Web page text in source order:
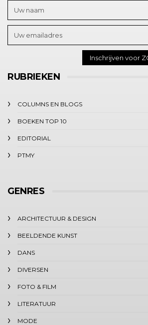
RUBRIEKEN
COLUMNS EN BLOGS
BOEKEN TOP 10
EDITORIAL
PTMY
GENRES
ARCHITECTUUR & DESIGN
BEELDENDE KUNST
DANS
DIVERSEN
FOTO & FILM
LITERATUUR
MODE